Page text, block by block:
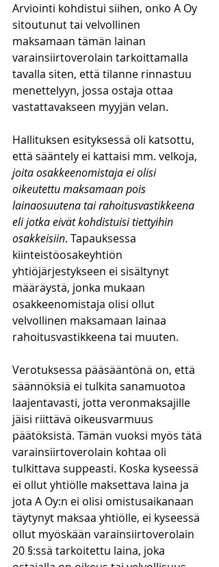
Arviointi kohdistui siihen, onko A Oy
sitoutunut tai velvollinen
maksamaan tämän lainan
varainsiirtoverolain tarkoittamalla
tavalla siten, että tilanne rinnastuu
menettelyyn, jossa ostaja ottaa
vastattavakseen myyjän velan.
Hallituksen esityksessä oli katsottu,
että sääntely ei kattaisi mm. velkoja,
joita osakkeenomistaja ei olisi
oikeutettu maksamaan pois
lainaosuutena tai rahoitusvastikkeena
eli jotka eivät kohdistuisi tiettyihin
osakkeisiin. Tapauksessa
kiinteistöosakeyhtiön
yhtiöjärjestykseen ei sisältynyt
määräystä, jonka mukaan
osakkeenomistaja olisi ollut
velvollinen maksamaan lainaa
rahoitusvastikkeena tai muuten.
Verotuksessa pääsääntönä on, että
säännöksiä ei tulkita sanamuotoa
laajentavasti, jotta veronmaksajille
jäisi riittävä oikeusvarmuus
päätöksistä. Tämän vuoksi myös tätä
varainsiirtoverolain kohtaa oli
tulkittava suppeasti. Koska kyseessä
ei ollut yhtiölle maksettava laina ja
jota A Oy:n ei olisi omistusaikanaan
täytynyt maksaa yhtiölle, ei kyseessä
ollut myöskään varainsiirtoverolain
20 §:ssä tarkoitettu laina, joka